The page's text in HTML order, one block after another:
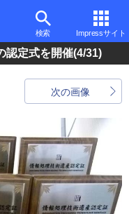
検索 Impressサイト
認定式を開催(4/31)
次の画像